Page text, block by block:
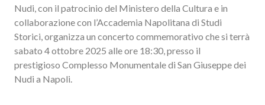
Nudi, con il patrocinio del Ministero della Cultura e in
collaborazione con l’Accademia Napolitana di Studi
Storici, organizza un concerto commemorativo che si terrà
sabato 4 ottobre 2025 alle ore 18:30, presso il
prestigioso Complesso Monumentale di San Giuseppe dei
Nudi a Napoli.